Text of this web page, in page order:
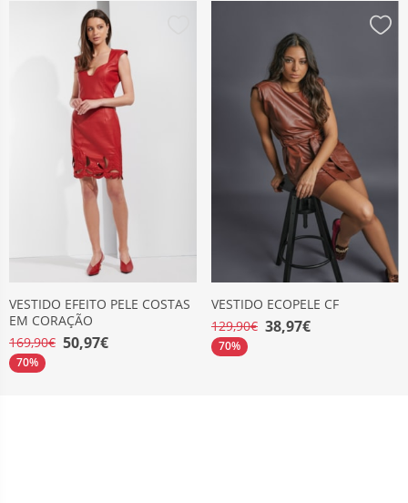
VESTIDO EFEITO PELE COSTAS
EM CORAÇÃO
169,90€ 50,97€
70%
VESTIDO ECOPELE CF
129,90€ 38,97€
70%